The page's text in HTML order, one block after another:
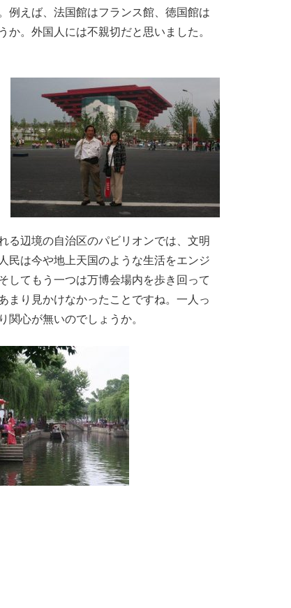
例えば、法国館はフランス館、徳国館は
か。外国人には不親切だと思いました。
る辺境の自治区のパビリオンでは、文明
民は今や地上天国のような生活をエンジ
してもう一つは万博会場内を歩き回って
まり見かけなかったことですね。一人っ
心が無いのでしょうか。